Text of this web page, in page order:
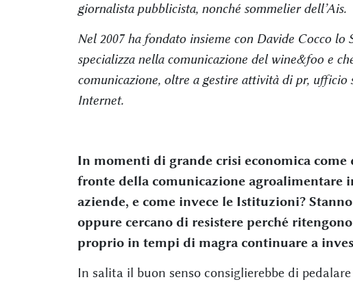
giornalista pubblicista, nonché sommelier dell’Ais.
Nel 2007 ha fondato insieme con Davide Cocco
specializza nella comunicazione del wine&foo e
comunicazione, oltre a gestire attività di pr, ufficio
Internet.
In momenti di grande crisi economica come
fronte della comunicazione agroalimentare
aziende, e come invece le Istituzioni?
oppure cercano di resistere perché
proprio in tempi di magra continuare a
In salita il buon senso consiglierebbe di